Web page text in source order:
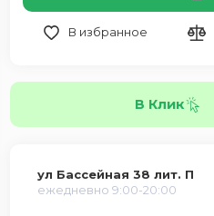
В избранное
В Клик
ул Бассейная 38 лит. П
ежедневно 9:00-20:00